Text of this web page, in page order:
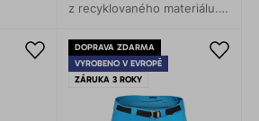
z recyklovaného materiálu.
Lehké, skladné a funkční.
DOPRAVA ZDARMA
VYROBENO V EVROPĚ
ZÁRUKA 3 ROKY